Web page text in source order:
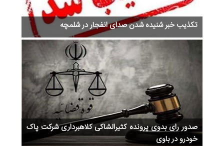
تکذیب خبر شنیده شدن صدای انفجار در شلمچه
صدور رای بدوی پرونده کثیرالشاکی کلاهبرداری شرکت پاک
خودرو در باوی